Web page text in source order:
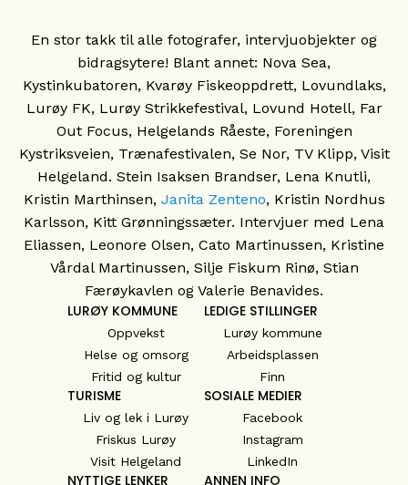
En stor takk til alle fotografer, intervjuobjekter og
bidragsytere! Blant annet: Nova Sea,
Kystinkubatoren, Kvarøy Fiskeoppdrett, Lovundlaks,
Lurøy FK, Lurøy Strikkefestival, Lovund Hotell, Far
Out Focus, Helgelands Råeste, Foreningen
Kystriksveien, Trænafestivalen, Se Nor, TV Klipp, Visit
Helgeland. Stein Isaksen Brandser, Lena Knutli,
Kristin Marthinsen, Janita Zenteno, Kristin Nordhus
Karlsson, Kitt Grønningssæter. Intervjuer med Lena
Eliassen, Leonore Olsen, Cato Martinussen, Kristine
Vårdal Martinussen, Silje Fiskum Rinø, Stian
Færøykavlen og Valerie Benavides.
LURØY KOMMUNE
Oppvekst
Helse og omsorg
Fritid og kultur
LEDIGE STILLINGER
Lurøy kommune
Arbeidsplassen
Finn
TURISME
Liv og lek i Lurøy
Friskus Lurøy
Visit Helgeland
SOSIALE MEDIER
Facebook
Instagram
LinkedIn
NYTTIGE LENKER ANNEN INFO